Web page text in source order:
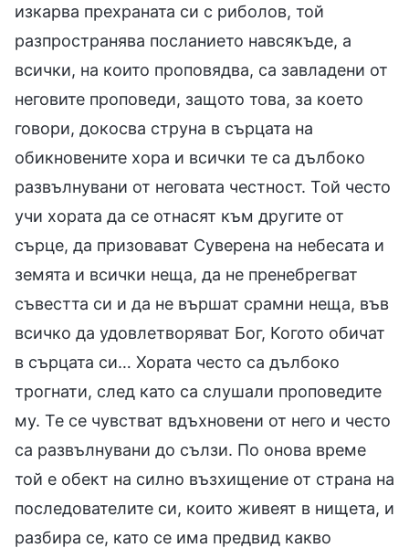
изкарва прехраната си с риболов, той
разпространява посланието навсякъде, а
всички, на които проповядва, са завладени от
неговите проповеди, защото това, за което
говори, докосва струна в сърцата на
обикновените хора и всички те са дълбоко
развълнувани от неговата честност. Той често
учи хората да се отнасят към другите от
сърце, да призовават Суверена на небесата и
земята и всички неща, да не пренебрегват
съвестта си и да не вършат срамни неща, във
всичко да удовлетворяват Бог, Когото обичат
в сърцата си… Хората често са дълбоко
трогнати, след като са слушали проповедите
му. Те се чувстват вдъхновени от него и често
са развълнувани до сълзи. По онова време
той е обект на силно възхищение от страна на
последователите си, които живеят в нищета, и
разбира се, като се има предвид какво